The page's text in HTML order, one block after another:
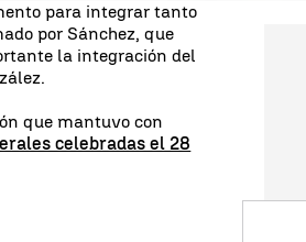
para integrar tanto
por Sánchez, que
la integración del
que mantuvo con
celebradas el 28